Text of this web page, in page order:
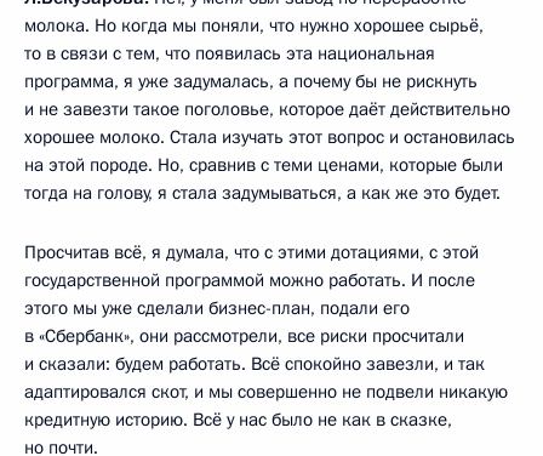
молока. Но когда мы поняли, что нужно хорошее сырьё,
то в связи с тем, что появилась эта национальная
программа, я уже задумалась, а почему бы не рискнуть
и не завезти такое поголовье, которое даёт действительно
хорошее молоко. Стала изучать этот вопрос и остановилась
на этой породе. Но, сравнив с теми ценами, которые были
тогда на голову, я стала задумываться, а как же это будет.
Просчитав всё, я думала, что с этими дотациями, с этой
государственной программой можно работать. И после
этого мы уже сделали бизнес-план, подали его
в «Сбербанк», они рассмотрели, все риски просчитали
и сказали: будем работать. Всё спокойно завезли, и так
адаптировался скот, и мы совершенно не подвели никакую
кредитную историю. Всё у нас было не как в сказке,
но почти.